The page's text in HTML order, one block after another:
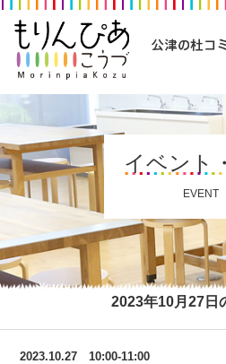
イベント
EVENT
2023年10月27日
2023.10.27 10:00-11:00